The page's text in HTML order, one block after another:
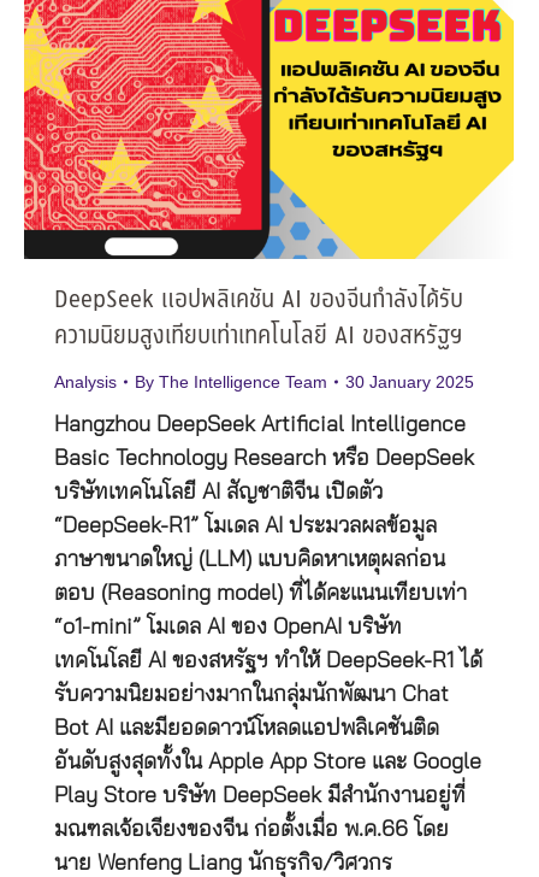
DeepSeek แอปพลิเคชัน AI ของจีนกำลังได้รับ
ความนิยมสูงเทียบเท่าเทคโนโลยี AI ของสหรัฐฯ
Analysis By The Intelligence Team 30 January 2025
Hangzhou DeepSeek Artificial Intelligence
Basic Technology Research หรือ DeepSeek
บริษัทเทคโนโลยี AI สัญชาติจีน เปิดตัว
“DeepSeek-R1” โมเดล AI ประมวลผลข้อมูล
ภาษาขนาดใหญ่ (LLM) แบบคิดหาเหตุผลก่อน
ตอบ (Reasoning model) ที่ได้คะแนนเทียบเท่า
“o1-mini” โมเดล AI ของ OpenAI บริษัท
เทคโนโลยี AI ของสหรัฐฯ ทำให้ DeepSeek-R1 ได้
รับความนิยมอย่างมากในกลุ่มนักพัฒนา Chat
Bot AI และมียอดดาวน์โหลดแอปพลิเคชันติด
อันดับสูงสุดทั้งใน Apple App Store และ Google
Play Store บริษัท DeepSeek มีสำนักงานอยู่ที่
มณฑลเจ้อเจียงของจีน ก่อตั้งเมื่อ พ.ค.66 โดย
นาย Wenfeng Liang นักธุรกิจ/วิศวกร